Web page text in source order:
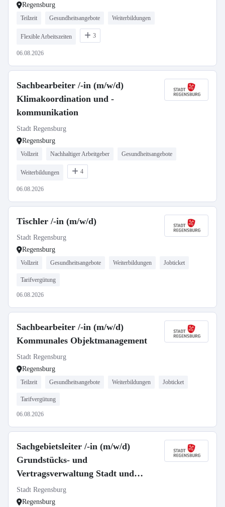
Regensburg
Teilzeit Gesundheitsangebote Weiterbildungen
Flexible Arbeitszeiten 3
06.08.2026
Sachbearbeiter /-in (m/w/d)
Klimakoordination und -
kommunikation
Stadt Regensburg
Regensburg
Vollzeit Nachhaltiger Arbeitgeber Gesundheitsangebote
Weiterbildungen 4
06.08.2026
Tischler /-in (m/w/d)
Stadt Regensburg
Regensburg
Vollzeit Gesundheitsangebote Weiterbildungen Jobticket
Tarifvergütung
06.08.2026
Sachbearbeiter /-in (m/w/d)
Kommunales Objektmanagement
Stadt Regensburg
Regensburg
Teilzeit Gesundheitsangebote Weiterbildungen Jobticket
Tarifvergütung
06.08.2026
Sachgebietsleiter /-in (m/w/d)
Grundstücks- und
Vertragsverwaltung Stadt und
Stiftungen
Stadt Regensburg
Regensburg